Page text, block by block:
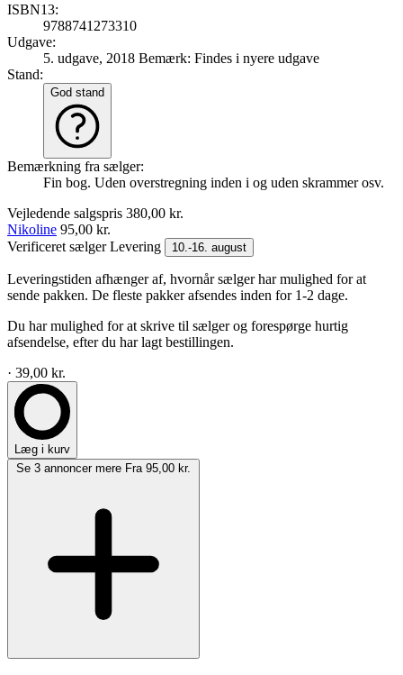
ISBN13:
9788741273310
Udgave:
5. udgave, 2018 Bemærk: Findes i nyere udgave
Stand:
God stand
Bemærkning fra sælger:
Fin bog. Uden overstregning inden i og uden skrammer osv.
Vejledende salgspris 380,00 kr.
Nikoline 95,00 kr.
Verificeret sælgerLevering 10.-16. august
Leveringstiden afhænger af, hvornår sælger har mulighed for at
sende pakken. De fleste pakker afsendes inden for 1-2 dage.
Du har mulighed for at skrive til sælger og forespørge hurtig
afsendelse, efter du har lagt bestillingen.
· 39,00 kr.
Læg i kurv
Se 3 annoncer mere Fra 95,00 kr.